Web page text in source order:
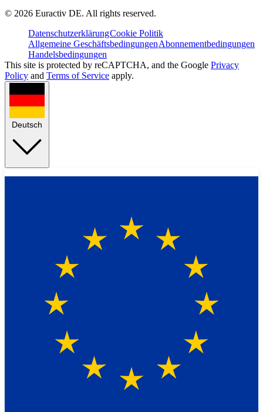
© 2026 Euractiv DE. All rights reserved.
DatenschutzerklärungCookie Politik
Allgemeine GeschäftsbedingungenAbonnementbedingungen
Handelsbedingungen
This site is protected by reCAPTCHA, and the Google Privacy
Policy and Terms of Service apply.
Deutsch